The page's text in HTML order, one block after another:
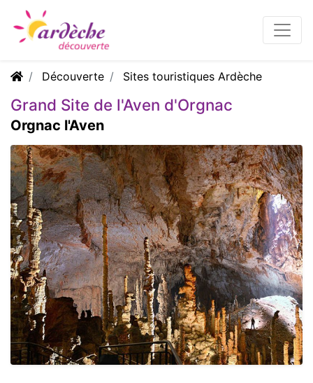
Découverte Sites touristiques Ardèche
Grand Site de l'Aven d'Orgnac
Orgnac l'Aven